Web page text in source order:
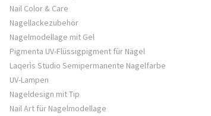
Nail Color & Care
Nagellackezubehör
Nagelmodellage mit Gel
Pigmenta UV-Flüssigpigment für Nägel
Laqerìs Studio Semipermanente Nagelfarbe
UV-Lampen
Nageldesign mit Tip
Nail Art für Nagelmodellage